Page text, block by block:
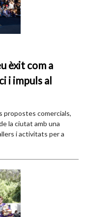
èxit com a
i impuls al
propostes comercials,
la ciutat amb una
i activitats per a